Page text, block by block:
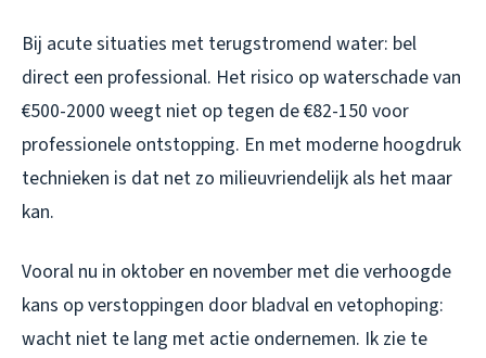
Bij acute situaties met terugstromend water: bel
direct een professional. Het risico op waterschade van
€500-2000 weegt niet op tegen de €82-150 voor
professionele ontstopping. En met moderne hoogdruk
technieken is dat net zo milieuvriendelijk als het maar
kan.
Vooral nu in oktober en november met die verhoogde
kans op verstoppingen door bladval en vetophoping:
wacht niet te lang met actie ondernemen. Ik zie te